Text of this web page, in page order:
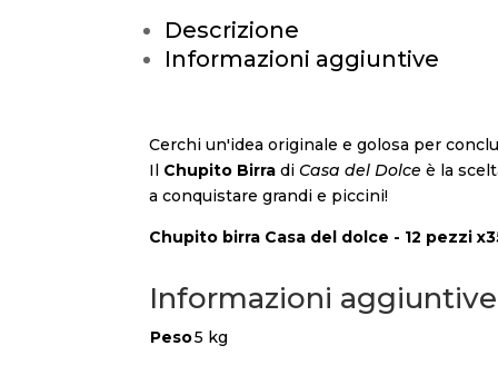
Descrizione
Informazioni aggiuntive
Cerchi un'idea originale e golosa per
Il Chupito Birra diCasa del Dolce è la
a conquistare grandi e piccini!
Chupito birra Casa del dolce - 12 pezzi
Informazioni aggiuntive
Peso5 kg